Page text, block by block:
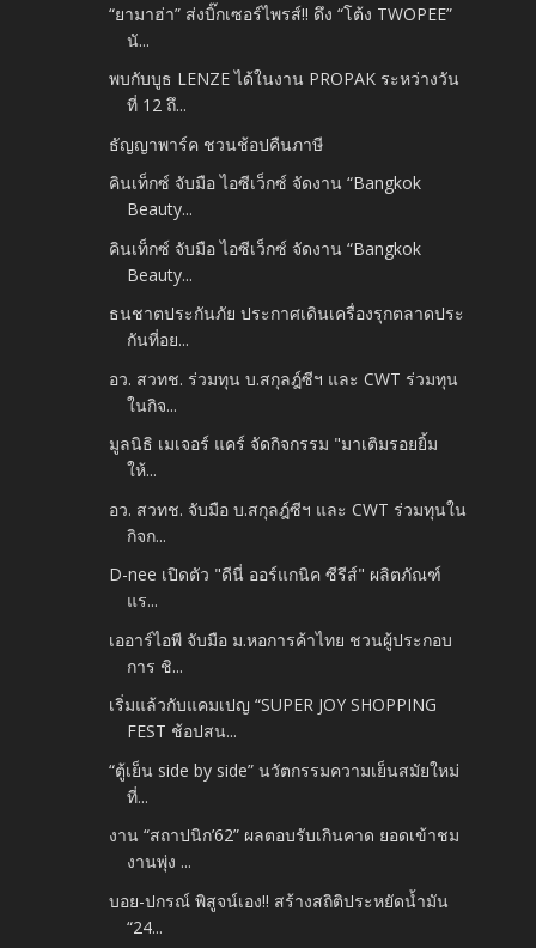
“ยามาฮ่า” ส่งบิ๊กเซอร์ไพรส์!! ดึง “โต้ง TWOPEE”
นั...
พบกับบูธ LENZE ได้ในงาน PROPAK ระหว่างวัน
ที่ 12 ถึ...
ธัญญาพาร์ค ชวนช้อปคืนภาษี
คินเท็กซ์ จับมือ ไอซีเว็กซ์ จัดงาน “Bangkok
Beauty...
คินเท็กซ์ จับมือ ไอซีเว็กซ์ จัดงาน “Bangkok
Beauty...
ธนชาตประกันภัย ประกาศเดินเครื่องรุกตลาดประ
กันที่อย...
อว. สวทช. ร่วมทุน บ.สกุลฎ์ซีฯ และ CWT ร่วมทุน
ในกิจ...
มูลนิธิ เมเจอร์ แคร์ จัดกิจกรรม "มาเติมรอยยิ้ม
ให้...
อว. สวทช. จับมือ บ.สกุลฎ์ซีฯ และ CWT ร่วมทุนใน
กิจก...
D-nee เปิดตัว "ดีนี่ ออร์แกนิค ซีรีส์" ผลิตภัณฑ์
แร...
เออาร์ไอพี จับมือ ม.หอการค้าไทย ชวนผู้ประกอบ
การ ชิ...
เริ่มแล้วกับแคมเปญ “SUPER JOY SHOPPING
FEST ช้อปสน...
“ตู้เย็น side by side” นวัตกรรมความเย็นสมัยใหม่
ที่...
งาน “สถาปนิก’62” ผลตอบรับเกินคาด ยอดเข้าชม
งานพุ่ง ...
บอย-ปกรณ์ พิสูจน์เอง!! สร้างสถิติประหยัดน้ำมัน
“24...